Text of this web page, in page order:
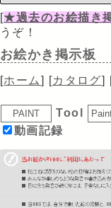
[★過去のお絵描き
うぞ！
お絵かき掲示板
[ホーム ] [カタログ]
Tool
動画記録